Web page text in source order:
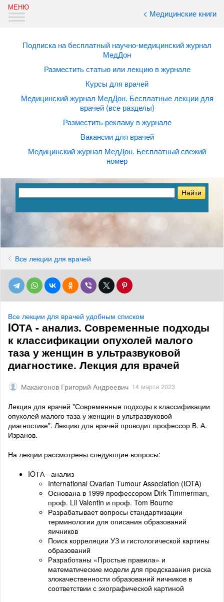
< Медицинские книги
Подписка на бесплатный научно-медицинский журнал
МедДон
Разместить статью или лекцию в журнале
Курсы для врачей
Медицинский журнал МедДон. Бесплатные лекции для
врачей (все разделы)
Разместить рекламу в журнале
Вакансии для врачей
Медицинский журнал МедДон. Бесплатный свежий
номер
Все лекции для врачей
Все лекции для врачей удобным списком
IOТА - анализ. Современные подходы
к классификации опухолей малого
таза у женщин в ультразвуковой
диагностике. Лекция для врачей
Макакгонов Григорий Андреевич 14 марта 2023
Лекция для врачей "Современные подходы к классификации
опухолей малого таза у женщин в ультразвуковой
диагностике". Лекцию для врачей проводит профессор В. А.
Изранов.
На лекции рассмотрены следующие вопросы:
IOТА - анализ
International Ovarian Tumour Association (IOTA)
Основана в 1999 профессором Dirk Timmerman,
проф. Lil Valentin и проф. Tom Bourne
Разрабатывает вопросы стандартизации
терминологии для описания образований
яичников
Поиск корреляции УЗ и гистологической картины
образований
Разработаны «Простые правила» и
математические модели для предсказания риска
злокачественности образований яичников в
соответствии с эхографической картиной